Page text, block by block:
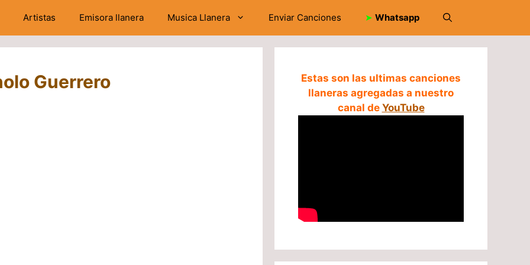
Artistas Emisora llanera Musica Llanera Enviar Canciones ➤ Whatsapp
Guerrero
Estas son las ultimas canciones
llaneras agregadas a nuestro
canal de YouTube